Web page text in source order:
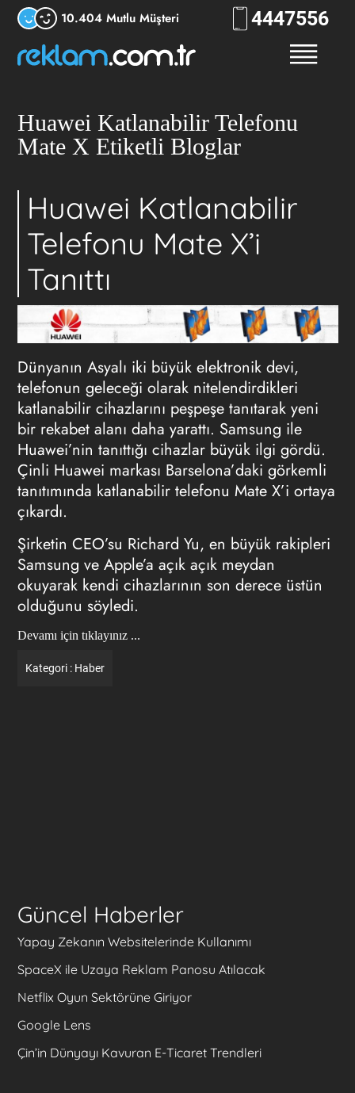
10.404 Mutlu Müşteri 444RKLM
Huawei Katlanabilir Telefonu
Mate X Etiketli Bloglar
Huawei Katlanabilir
Telefonu Mate X’i
Tanıttı
Dünyanın Asyalı iki büyük elektronik devi,
telefonun geleceği olarak nitelendirdikleri
katlanabilir cihazlarını peşpeşe tanıtarak yeni
bir rekabet alanı daha yarattı. Samsung ile
Huawei’nin tanıttığı cihazlar büyük ilgi gördü.
Çinli Huawei markası Barselona’daki görkemli
tanıtımında katlanabilir telefonu Mate X’i ortaya
çıkardı.
Şirketin CEO’su Richard Yu, en büyük rakipleri
Samsung ve Apple’a açık açık meydan
okuyarak kendi cihazlarının son derece üstün
olduğunu söyledi.
Devamı için tıklayınız ...
Kategori : Haber
Güncel Haberler
Yapay Zekanın Websitelerinde Kullanımı
SpaceX ile Uzaya Reklam Panosu Atılacak
Netflix Oyun Sektörüne Giriyor
Google Lens
Çin’in Dünyayı Kavuran E-Ticaret Trendleri